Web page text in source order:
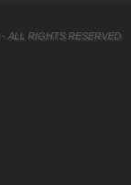
- ALL RIGHTS RESERVED